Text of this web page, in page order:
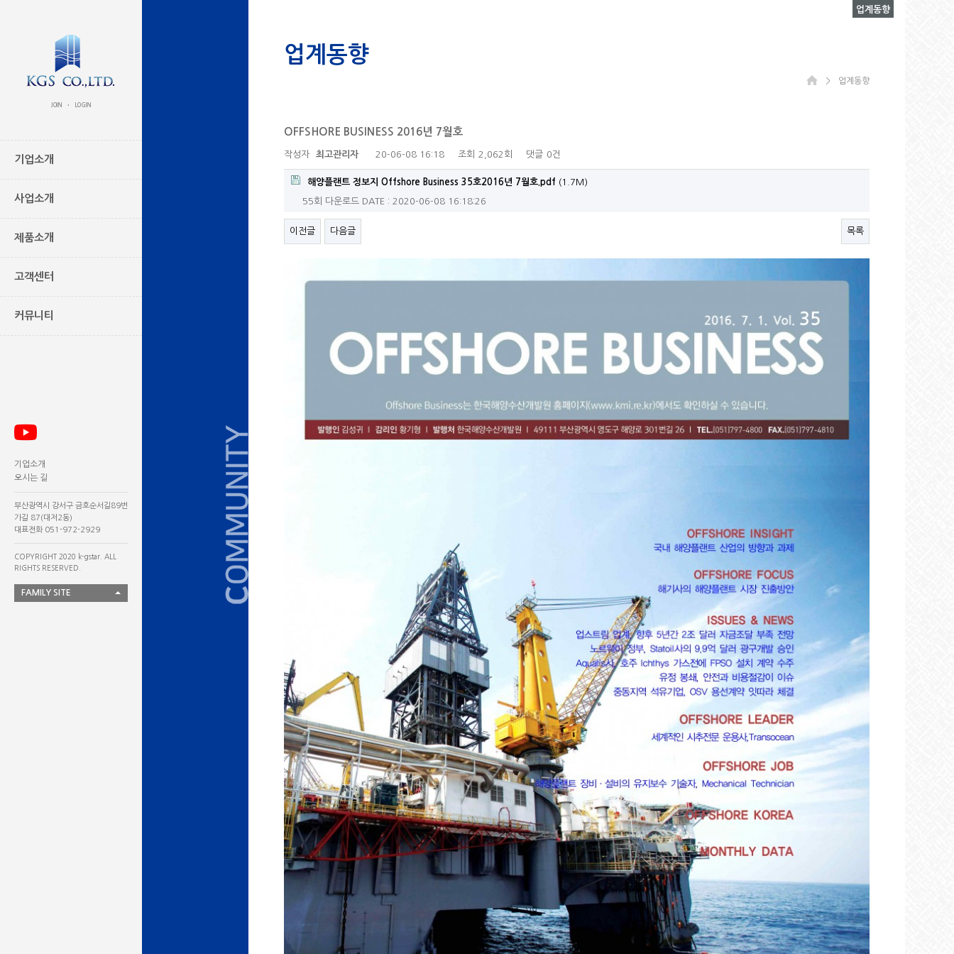
JOIN • LOGIN
기업소개
사업소개
제품소개
고객센터
커뮤니티
기업소개
오시는 길
부산광역시 강서구 금호순서길89번
가길 87(대저2동)
대표전화 051-972-2929
COPYRIGHT 2020 k-gstar. ALL
RIGHTS RESERVED.
FAMILY SITE
업계동향
＞ 업계동향
업계동향
OFFSHORE BUSINESS 2016년 7월호
작성자 최고관리자 20-06-08 16:18 조회 2,062회 댓글 0건
해양플랜트 정보지 Offshore Business 35호2016년 7월호.pdf (1.7M)
55회 다운로드 DATE : 2020-06-08 16:18:26
이전글 다음글 목록